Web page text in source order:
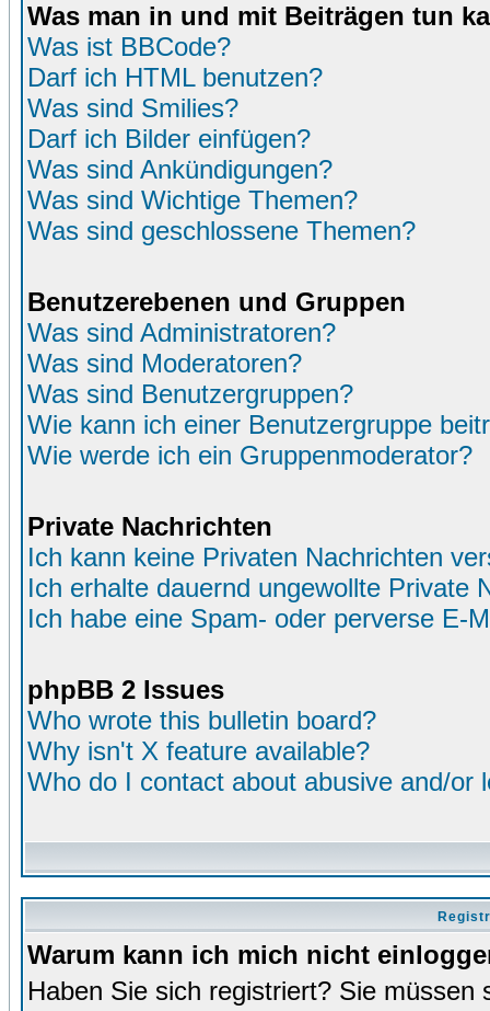
Was man in und mit Beiträgen tun
Was ist BBCode?
Darf ich HTML benutzen?
Was sind Smilies?
Darf ich Bilder einfügen?
Was sind Ankündigungen?
Was sind Wichtige Themen?
Was sind geschlossene Themen?
Benutzerebenen und Gruppen
Was sind Administratoren?
Was sind Moderatoren?
Was sind Benutzergruppen?
Wie kann ich einer Benutzergruppe
Wie werde ich ein Gruppenmoderator?
Private Nachrichten
Ich kann keine Privaten Nachrichten
Ich erhalte dauernd ungewollte Private
Ich habe eine Spam- oder perverse E-
phpBB 2 Issues
Who wrote this bulletin board?
Why isn't X feature available?
Who do I contact about abusive and/or
Warum kann ich mich nicht
Haben Sie sich registriert? Sie